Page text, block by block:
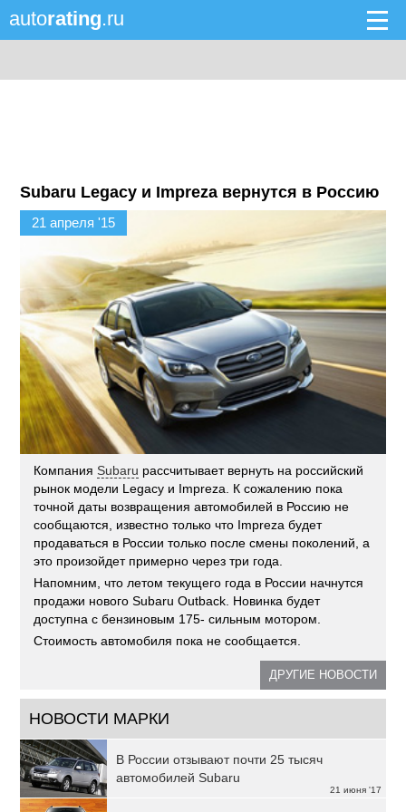
autorating.ru
Subaru Legacy и Impreza вернутся в Россию
21 апреля '15
Компания Subaru рассчитывает вернуть на российский
рынок модели Legacy и Impreza. К сожалению пока
точной даты возвращения автомобилей в Россию не
сообщаются, известно только что Impreza будет
продаваться в России только после смены поколений, а
это произойдет примерно через три года.
Напомним, что летом текущего года в России начнутся
продажи нового Subaru Outback. Новинка будет
доступна с бензиновым 175- сильным мотором.
Стоимость автомобиля пока не сообщается.
ДРУГИЕ НОВОСТИ
НОВОСТИ МАРКИ
21 июня '17
В России отзывают почти 25 тысяч
автомобилей Subaru